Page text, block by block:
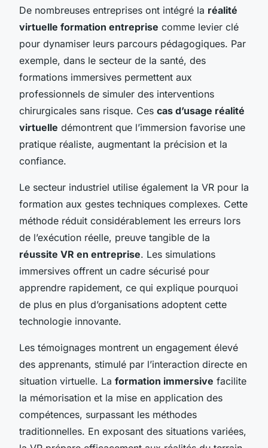
De nombreuses entreprises ont intégré la réalité
virtuelle formation entreprise comme levier clé
pour dynamiser leurs parcours pédagogiques. Par
exemple, dans le secteur de la santé, des
formations immersives permettent aux
professionnels de simuler des interventions
chirurgicales sans risque. Ces cas d’usage réalité
virtuelle démontrent que l’immersion favorise une
pratique réaliste, augmentant la précision et la
confiance.
Le secteur industriel utilise également la VR pour la
formation aux gestes techniques complexes. Cette
méthode réduit considérablement les erreurs lors
de l’exécution réelle, preuve tangible de la
réussite VR en entreprise. Les simulations
immersives offrent un cadre sécurisé pour
apprendre rapidement, ce qui explique pourquoi
de plus en plus d’organisations adoptent cette
technologie innovante.
Les témoignages montrent un engagement élevé
des apprenants, stimulé par l’interaction directe en
situation virtuelle. La formation immersive facilite
la mémorisation et la mise en application des
compétences, surpassant les méthodes
traditionnelles. En exposant des situations variées,